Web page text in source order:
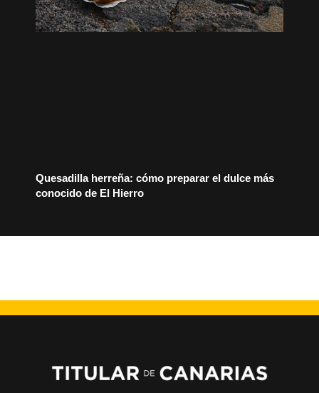
Quesadilla herreña: cómo preparar el dulce más
conocido de El Hierro